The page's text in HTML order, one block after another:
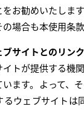
をお勧めいたしま
の場合も本使用条
ブサイトとのリンク
イトが提供する機
います。よって、
るウェブサイトは